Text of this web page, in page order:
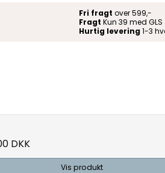
Fri fragt over 599,-
Fragt Kun 39 med GLS
Hurtig levering 1-3
DKK
Vis produkt